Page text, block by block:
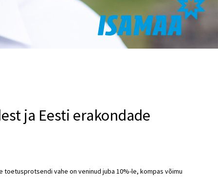
ja Eesti erakondade
toetusprotsendi vahe on veninud juba 10%-le, kompas võimu